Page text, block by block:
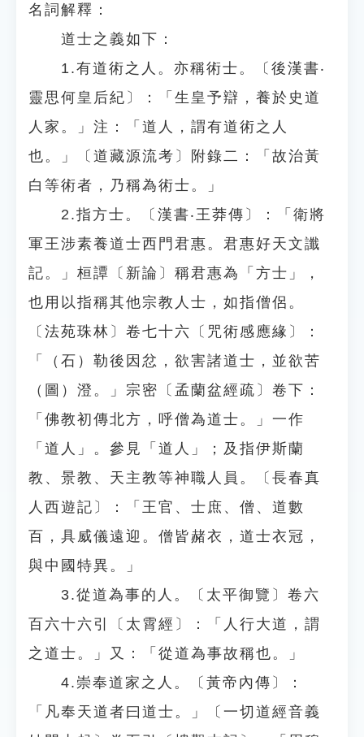
名詞解釋：
道士之義如下：
1.有道術之人。亦稱術士。〔後漢書‧
靈思何皇后紀〕：「生皇予辯，養於史道
人家。」注：「道人，謂有道術之人
也。」〔道藏源流考〕附錄二：「故治黃
白等術者，乃稱為術士。」
2.指方士。〔漢書‧王莽傳〕：「衛將
軍王涉素養道士西門君惠。君惠好天文讖
記。」桓譚〔新論〕稱君惠為「方士」，
也用以指稱其他宗教人士，如指僧侶。
〔法苑珠林〕卷七十六〔咒術感應緣〕：
「（石）勒後因忿，欲害諸道士，並欲苦
（圖）澄。」宗密〔孟蘭盆經疏〕卷下：
「佛教初傳北方，呼僧為道士。」一作
「道人」。參見「道人」；及指伊斯蘭
教、景教、天主教等神職人員。〔長春真
人西遊記〕：「王官、士庶、僧、道數
百，具威儀遠迎。僧皆赭衣，道士衣冠，
與中國特異。」
3.從道為事的人。〔太平御覽〕卷六
百六十六引〔太霄經〕：「人行大道，謂
之道士。」又：「從道為事故稱也。」
4.崇奉道家之人。〔黃帝內傳〕：
「凡奉天道者曰道士。」〔一切道經音義